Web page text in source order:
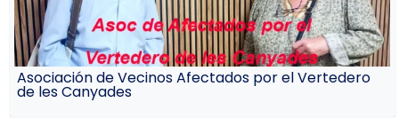
Asociación de Vecinos Afectados por el Vertedero
de les Canyades